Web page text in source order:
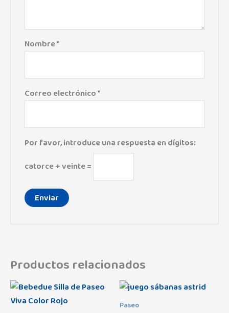
Nombre*
Correo electrónico*
Por favor, introduce una respuesta en dígitos:
catorce + veinte =
Productos relacionados
Paseo